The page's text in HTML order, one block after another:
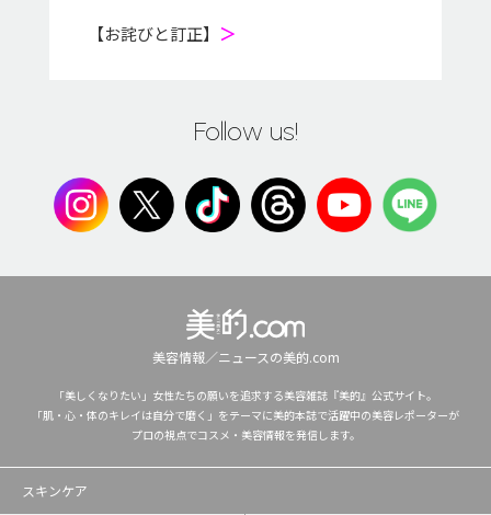
【お詫びと訂正】 ＞
Follow us!
美容情報／ニュースの美的.com
「美しくなりたい」女性たちの願いを追求する美容雑誌『美的』公式サイト。
「肌・心・体のキレイは自分で磨く」をテーマに美的本誌で活躍中の美容レポーターが
プロの視点でコスメ・美容情報を発信します。
スキンケア